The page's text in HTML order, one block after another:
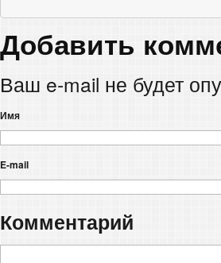
Добавить
Ваш e-mail не будет
Имя
E-mail
Комментарий